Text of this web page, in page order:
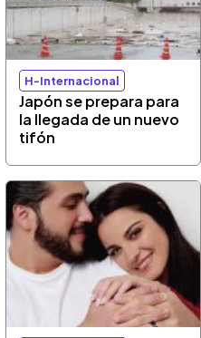
H-Internacional
Japón se prepara para
la llegada de un nuevo
tifón